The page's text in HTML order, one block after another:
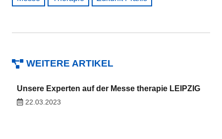
WEITERE ARTIKEL
Unsere Experten auf der Messe therapie LEIPZIG
22.03.2023